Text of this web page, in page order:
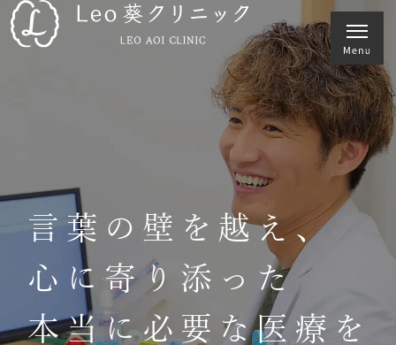
言葉の壁を越え、
心に寄り添った
本当に必要な医療を